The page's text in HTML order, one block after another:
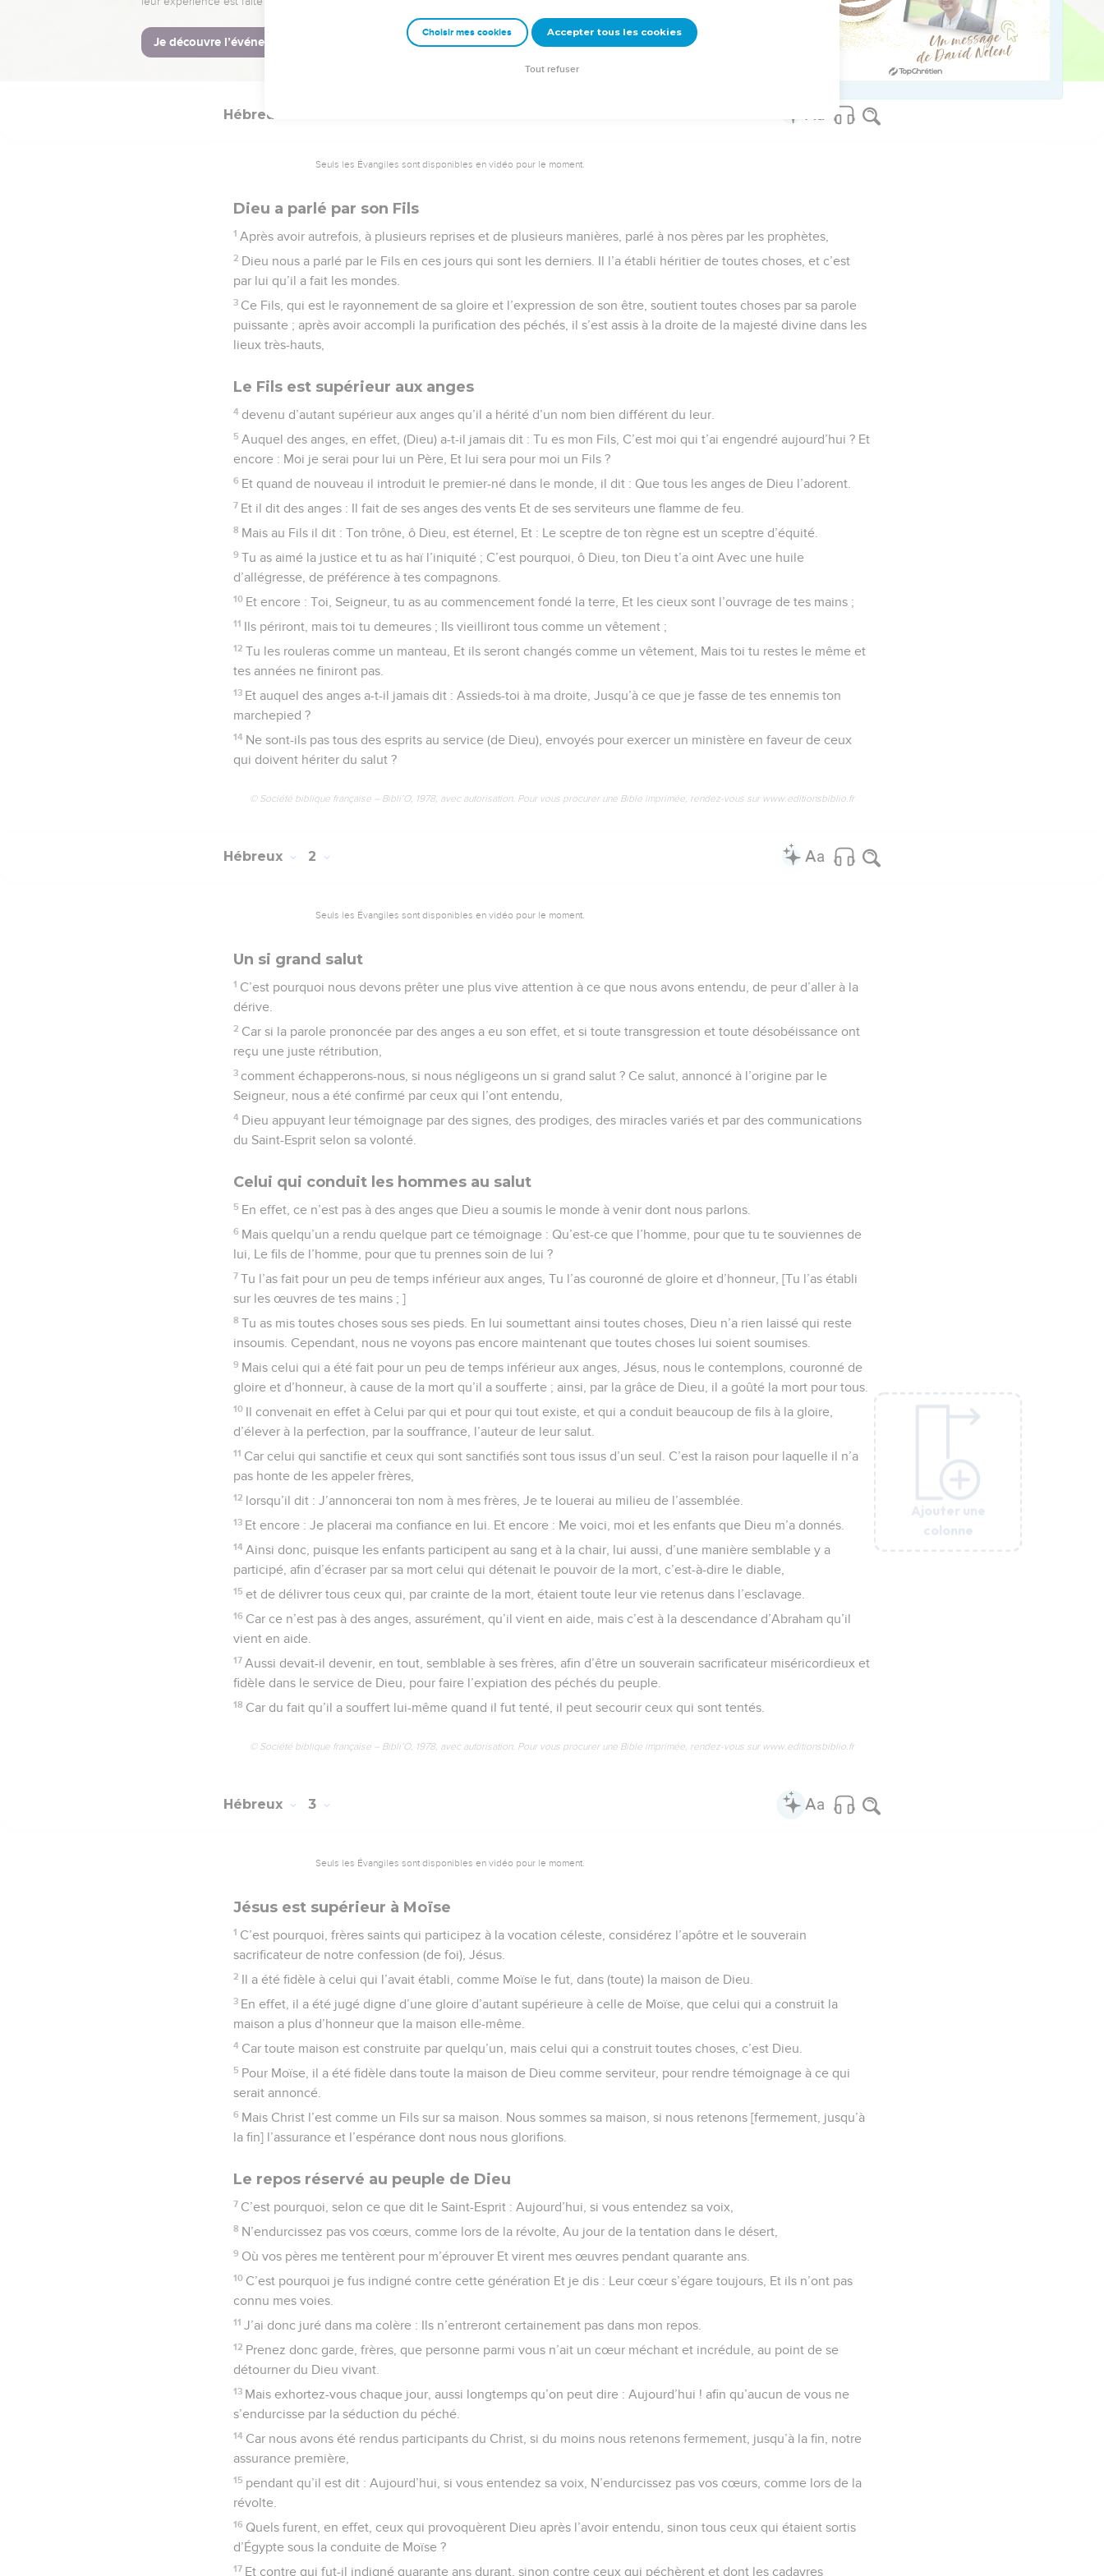
La Bible Du Semeur Copyright © 1992, 1999 by Biblica, Inc.® Used by permission. All rights reserved worldwide.
Hébreux
Seuls les Évangiles sont disponibles en vidéo pour le moment.
Dieu a parlé par son Fils
1 Après avoir autrefois, à plusieurs reprises et de plusieurs manières, parlé à nos pères par les prophètes,
2 Dieu nous a parlé par le Fils en ces jours qui sont les derniers. Il l’a établi héritier de toutes choses, et c’est
par lui qu’il a fait les mondes.
3 Ce Fils, qui est le rayonnement de sa gloire et l’expression de son être, soutient toutes choses par sa parole
puissante ; après avoir accompli la purification des péchés, il s’est assis à la droite de la majesté divine dans les
lieux très-hauts,
Le Fils est supérieur aux anges
4 devenu d’autant supérieur aux anges qu’il a hérité d’un nom bien différent du leur.
5 Auquel des anges, en effet, (Dieu) a-t-il jamais dit : Tu es mon Fils, C’est moi qui t’ai engendré aujourd’hui ? Et
encore : Moi je serai pour lui un Père, Et lui sera pour moi un Fils ?
6 Et quand de nouveau il introduit le premier-né dans le monde, il dit : Que tous les anges de Dieu l’adorent.
7 Et il dit des anges : Il fait de ses anges des vents Et de ses serviteurs une flamme de feu.
8 Mais au Fils il dit : Ton trône, ô Dieu, est éternel, Et : Le sceptre de ton règne est un sceptre d’équité.
9 Tu as aimé la justice et tu as haï l’iniquité ; C’est pourquoi, ô Dieu, ton Dieu t’a oint Avec une huile
d’allégresse, de préférence à tes compagnons.
10 Et encore : Toi, Seigneur, tu as au commencement fondé la terre, Et les cieux sont l’ouvrage de tes mains ;
11 Ils périront, mais toi tu demeures ; Ils vieilliront tous comme un vêtement ;
12 Tu les rouleras comme un manteau, Et ils seront changés comme un vêtement, Mais toi tu restes le même et
tes années ne finiront pas.
13 Et auquel des anges a-t-il jamais dit : Assieds-toi à ma droite, Jusqu’à ce que je fasse de tes ennemis ton
marchepied ?
14 Ne sont-ils pas tous des esprits au service (de Dieu), envoyés pour exercer un ministère en faveur de ceux
qui doivent hériter du salut ?
© Société biblique française – Bibli’O, 1978, avec autorisation. Pour vous procurer une Bible imprimée, rendez-vous sur www.editionsbiblio.fr
Ajouter une
colonne
Hébreux 2
Seuls les Évangiles sont disponibles en vidéo pour le moment.
Un si grand salut
1 C’est pourquoi nous devons prêter une plus vive attention à ce que nous avons entendu, de peur d’aller à la
dérive.
2 Car si la parole prononcée par des anges a eu son effet, et si toute transgression et toute désobéissance ont
reçu une juste rétribution,
3 comment échapperons-nous, si nous négligeons un si grand salut ? Ce salut, annoncé à l’origine par le
Seigneur, nous a été confirmé par ceux qui l’ont entendu,
4 Dieu appuyant leur témoignage par des signes, des prodiges, des miracles variés et par des communications
du Saint-Esprit selon sa volonté.
Celui qui conduit les hommes au salut
5 En effet, ce n’est pas à des anges que Dieu a soumis le monde à venir dont nous parlons.
6 Mais quelqu’un a rendu quelque part ce témoignage : Qu’est-ce que l’homme, pour que tu te souviennes de
lui, Le fils de l’homme, pour que tu prennes soin de lui ?
7 Tu l’as fait pour un peu de temps inférieur aux anges, Tu l’as couronné de gloire et d’honneur, [Tu l’as établi
sur les œuvres de tes mains ; ]
8 Tu as mis toutes choses sous ses pieds. En lui soumettant ainsi toutes choses, Dieu n’a rien laissé qui reste
insoumis. Cependant, nous ne voyons pas encore maintenant que toutes choses lui soient soumises.
9 Mais celui qui a été fait pour un peu de temps inférieur aux anges, Jésus, nous le contemplons, couronné de
gloire et d’honneur, à cause de la mort qu’il a soufferte ; ainsi, par la grâce de Dieu, il a goûté la mort pour tous.
10 Il convenait en effet à Celui par qui et pour qui tout existe, et qui a conduit beaucoup de fils à la gloire,
d’élever à la perfection, par la souffrance, l’auteur de leur salut.
11 Car celui qui sanctifie et ceux qui sont sanctifiés sont tous issus d’un seul. C’est la raison pour laquelle il n’a
pas honte de les appeler frères,
12 lorsqu’il dit : J’annoncerai ton nom à mes frères, Je te louerai au milieu de l’assemblée.
13 Et encore : Je placerai ma confiance en lui. Et encore : Me voici, moi et les enfants que Dieu m’a donnés.
14 Ainsi donc, puisque les enfants participent au sang et à la chair, lui aussi, d’une manière semblable y a
participé, afin d’écraser par sa mort celui qui détenait le pouvoir de la mort, c’est-à-dire le diable,
15 et de délivrer tous ceux qui, par crainte de la mort, étaient toute leur vie retenus dans l’esclavage.
16 Car ce n’est pas à des anges, assurément, qu’il vient en aide, mais c’est à la descendance d’Abraham qu’il
vient en aide.
17 Aussi devait-il devenir, en tout, semblable à ses frères, afin d’être un souverain sacrificateur miséricordieux et
fidèle dans le service de Dieu, pour faire l’expiation des péchés du peuple.
18 Car du fait qu’il a souffert lui-même quand il fut tenté, il peut secourir ceux qui sont tentés.
© Société biblique française – Bibli’O, 1978, avec autorisation. Pour vous procurer une Bible imprimée, rendez-vous sur www.editionsbiblio.fr
Ajouter une
colonne
Hébreux 3
Seuls les Évangiles sont disponibles en vidéo pour le moment.
Jésus est supérieur à Moïse
1 C’est pourquoi, frères saints qui participez à la vocation céleste, considérez l’apôtre et le souverain
sacrificateur de notre confession (de foi), Jésus.
2 Il a été fidèle à celui qui l’avait établi, comme Moïse le fut, dans (toute) la maison de Dieu.
3 En effet, il a été jugé digne d’une gloire d’autant supérieure à celle de Moïse, que celui qui a construit la
maison a plus d’honneur que la maison elle-même.
4 Car toute maison est construite par quelqu’un, mais celui qui a construit toutes choses, c’est Dieu.
5 Pour Moïse, il a été fidèle dans toute la maison de Dieu comme serviteur, pour rendre témoignage à ce qui
serait annoncé.
6 Mais Christ l’est comme un Fils sur sa maison. Nous sommes sa maison, si nous retenons [fermement, jusqu’à
la fin] l’assurance et l’espérance dont nous nous glorifions.
Le repos réservé au peuple de Dieu
7 C’est pourquoi, selon ce que dit le Saint-Esprit : Aujourd’hui, si vous entendez sa voix,
8 N’endurcissez pas vos cœurs, comme lors de la révolte, Au jour de la tentation dans le désert,
9 Où vos pères me tentèrent pour m’éprouver Et virent mes œuvres pendant quarante ans.
10 C’est pourquoi je fus indigné contre cette génération Et je dis : Leur cœur s’égare toujours, Et ils n’ont pas
connu mes voies.
11 J’ai donc juré dans ma colère : Ils n’entreront certainement pas dans mon repos.
12 Prenez donc garde, frères, que personne parmi vous n’ait un cœur méchant et incrédule, au point de se
détourner du Dieu vivant.
13 Mais exhortez-vous chaque jour, aussi longtemps qu’on peut dire : Aujourd’hui ! afin qu’aucun de vous ne
s’endurcisse par la séduction du péché.
14 Car nous avons été rendus participants du Christ, si du moins nous retenons fermement, jusqu’à la fin, notre
assurance première,
15 pendant qu’il est dit : Aujourd’hui, si vous entendez sa voix, N’endurcissez pas vos cœurs, comme lors de la
révolte.
16 Quels furent, en effet, ceux qui provoquèrent Dieu après l’avoir entendu, sinon tous ceux qui étaient sortis
d’Égypte sous la conduite de Moïse ?
17 Et contre qui fut-il indigné quarante ans durant, sinon contre ceux qui péchèrent et dont les cadavres
Ajouter une
colonne
Ajouter une
colonne
Ajouter une
colonne
Ajouter une
colonne
Choisir mes cookies Accepter tous les cookies
Tout refuser